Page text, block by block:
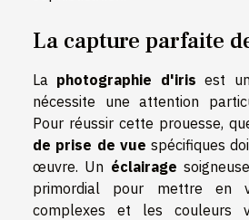
La capture parfaite
La photographie d'iris est
nécessite une attention
Pour réussir cette prouesse,
de prise de vue spécifiques
œuvre. Un éclairage
primordial pour mettre en
complexes et les couleurs